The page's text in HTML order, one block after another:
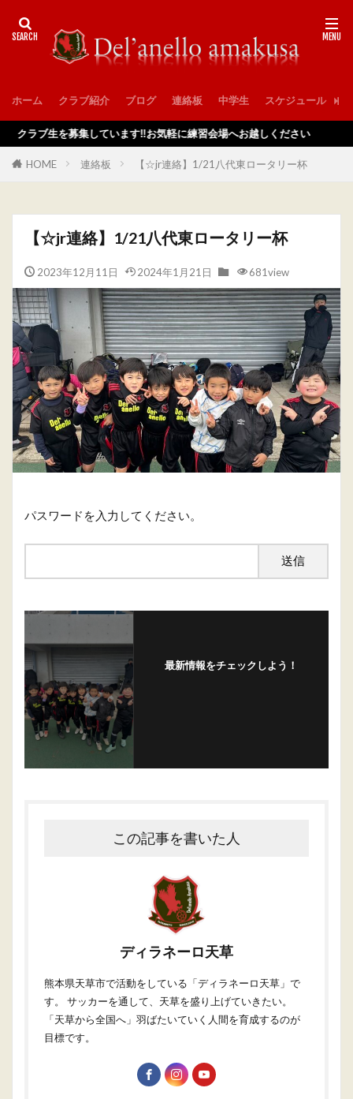
ホーム クラブ紹介 ブログ 連絡板 中学生 スケジュール
ラブ生を募集しています‼️お気軽に練習会場へお越しください
HOME 連絡板 【☆jr連絡】1/21八代東ロータリー杯
【☆jr連絡】1/21八代東ロータリー杯
2023年12月11日 2024年1月21日 681view
パスワードを入力してください。
最新情報をチェックしよう！
この記事を書いた人
ディラネーロ天草
熊本県天草市で活動をしている「ディラネーロ天草」で
す。 サッカーを通して、天草を盛り上げていきたい。
「天草から全国へ」羽ばたいていく人間を育成するのが
目標です。